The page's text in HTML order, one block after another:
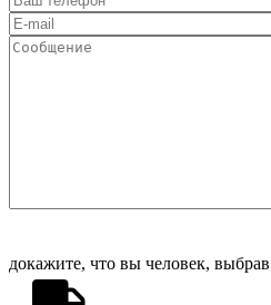
докажите, что вы человек, выбрав